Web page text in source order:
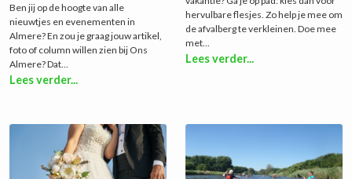
Ben jij op de hoogte van alle
nieuwtjes en evenementen in
Almere? En zou je graag jouw artikel,
foto of column willen zien bij Ons
Almere? Dat...
Lees verder...
hervulbare flesjes. Zo help je mee om
de afvalberg te verkleinen. Doe mee
met...
Lees verder...